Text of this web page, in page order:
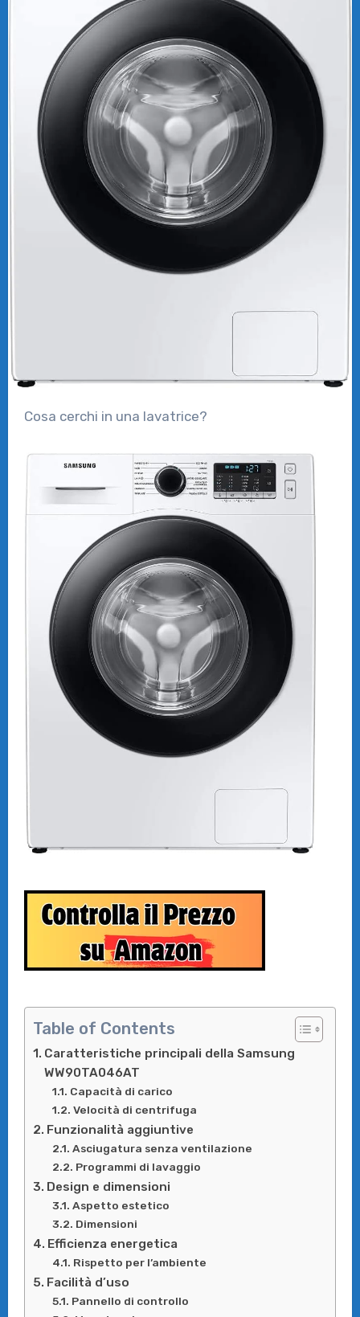
Cosa cerchi in una lavatrice?
Table of Contents
Caratteristiche principali della Samsung
WW90TA046AT
Capacità di carico
Velocità di centrifuga
Funzionalità aggiuntive
Asciugatura senza ventilazione
Programmi di lavaggio
Design e dimensioni
Aspetto estetico
Dimensioni
Efficienza energetica
Rispetto per l’ambiente
Facilità d’uso
Pannello di controllo